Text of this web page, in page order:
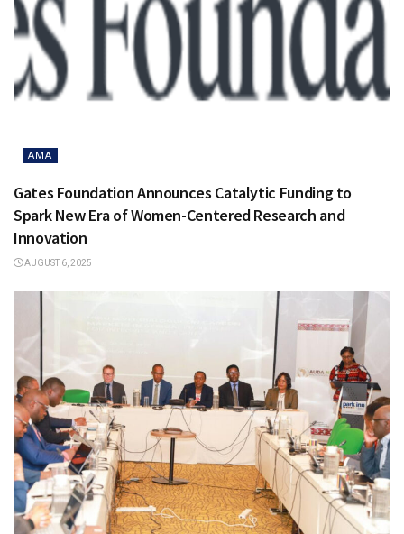
AMA
Gates Foundation Announces Catalytic Funding to
Spark New Era of Women-Centered Research and
Innovation
AUGUST 6, 2025